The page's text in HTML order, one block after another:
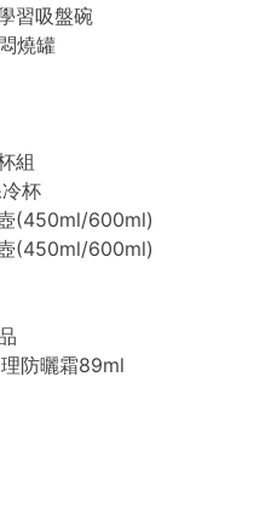
習吸盤碗
燒罐
組
杯
(450ml/600ml)
(450ml/600ml)
防曬霜89ml